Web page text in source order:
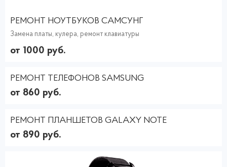
РЕМОНТ НОУТБУКОВ САМСУНГ
Замена платы, кулера, ремонт клавиатуры
от 1000 руб.
РЕМОНТ ТЕЛЕФОНОВ SAMSUNG
от 860 руб.
РЕМОНТ ПЛАНШЕТОВ GALAXY NOTE
от 890 руб.